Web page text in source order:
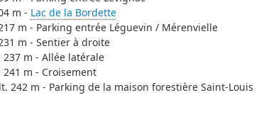
m - Lac de la Bordette
m - Parking entrée Léguevin / Mérenvielle
m - Sentier à droite
m - Allée latérale
241 m - Croisement
242 m - Parking de la maison forestière Saint-Louis